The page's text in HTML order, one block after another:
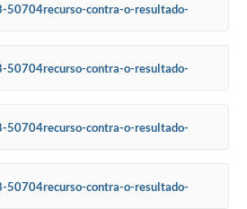
contra-o-resultado-
contra-o-resultado-
contra-o-resultado-
contra-o-resultado-